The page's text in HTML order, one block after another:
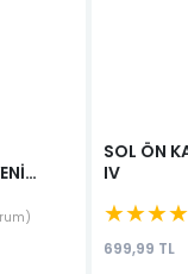
SOL ÖN
IV
699,99 TL